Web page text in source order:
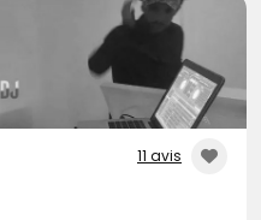
11 avis